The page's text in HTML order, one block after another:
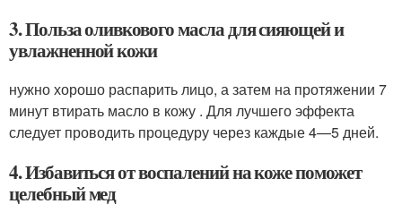
3. Польза оливкового масла для сияющей и
увлажненной кожи
нужно хорошо распарить лицо, а затем на протяжении 7
минут втирать масло в кожу . Для лучшего эффекта
следует проводить процедуру через каждые 4—5 дней.
4. Избавиться от воспалений на коже поможет
целебный мед